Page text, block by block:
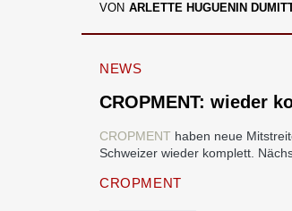
VON ARLETTE HUGUENIN
NEWS
CROPMENT: wieder
CROPMENT haben neue
Schweizer wieder komplett.
CROPMENT